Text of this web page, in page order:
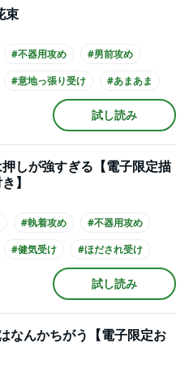
束
#不器用攻め
#男前攻め
#意地っ張り受け
#あまあま
#年下攻め
#ノンケ攻め
試し読み
しが強すぎる【電子限定描
】
#執着攻め
#不器用攻め
#健気受け
#ほだされ受け
#シュール
#先輩・後輩
試し読み
なんかちがう【電子限定お